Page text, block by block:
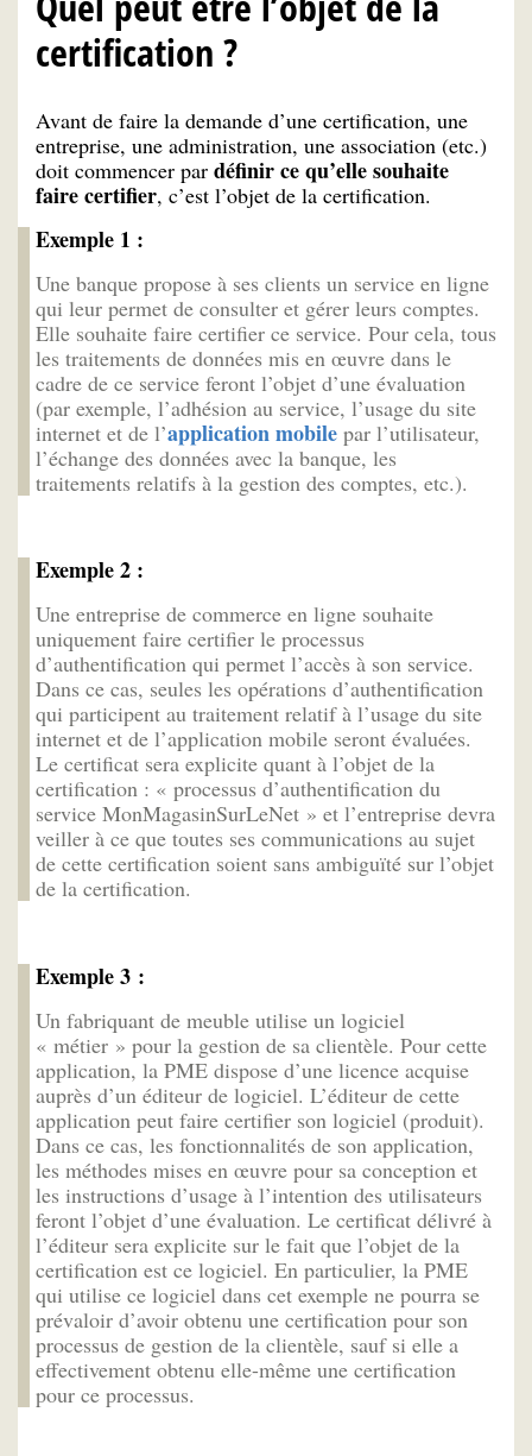
certification ?
Avant de faire la demande d’une certification, une
entreprise, une administration, une association (etc.)
doit commencer par définir ce qu’elle souhaite
faire certifier, c’est l’objet de la certification.
Exemple 1 :
Une banque propose à ses clients un service en ligne
qui leur permet de consulter et gérer leurs comptes.
Elle souhaite faire certifier ce service. Pour cela, tous
les traitements de données mis en œuvre dans le
cadre de ce service feront l’objet d’une évaluation
(par exemple, l’adhésion au service, l’usage du site
internet et de l’application mobile par l’utilisateur,
l’échange des données avec la banque, les
traitements relatifs à la gestion des comptes, etc.).
Exemple 2 :
Une entreprise de commerce en ligne souhaite
uniquement faire certifier le processus
d’authentification qui permet l’accès à son service.
Dans ce cas, seules les opérations d’authentification
qui participent au traitement relatif à l’usage du site
internet et de l’application mobile seront évaluées.
Le certificat sera explicite quant à l’objet de la
certification : « processus d’authentification du
service MonMagasinSurLeNet » et l’entreprise devra
veiller à ce que toutes ses communications au sujet
de cette certification soient sans ambiguïté sur l’objet
de la certification.
Exemple 3 :
Un fabriquant de meuble utilise un logiciel
« métier » pour la gestion de sa clientèle. Pour cette
application, la PME dispose d’une licence acquise
auprès d’un éditeur de logiciel. L’éditeur de cette
application peut faire certifier son logiciel (produit).
Dans ce cas, les fonctionnalités de son application,
les méthodes mises en œuvre pour sa conception et
les instructions d’usage à l’intention des utilisateurs
feront l’objet d’une évaluation. Le certificat délivré à
l’éditeur sera explicite sur le fait que l’objet de la
certification est ce logiciel. En particulier, la PME
qui utilise ce logiciel dans cet exemple ne pourra se
prévaloir d’avoir obtenu une certification pour son
processus de gestion de la clientèle, sauf si elle a
effectivement obtenu elle-même une certification
pour ce processus.